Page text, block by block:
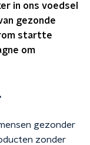
in ons voedsel
gezonde
startte
om
gezonder
zonder